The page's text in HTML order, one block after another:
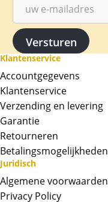
Klantenservice
Accountgegevens
Klantenservice
Verzending en levering
Garantie
Retourneren
Betalingsmogelijkheden
Juridisch
Algemene voorwaarden
Privacy Policy